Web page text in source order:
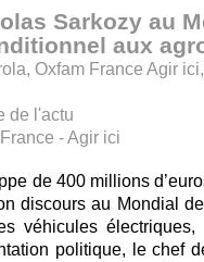
Sarkozy au
aux
Oxfam France Agir
de l'actu
- Agir ici
de 400 millions
discours au Mondial
véhicules
politique, le chef